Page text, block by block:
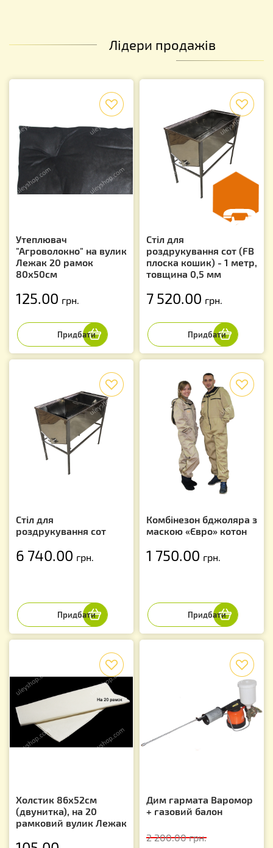
Лідери продажів
Утеплювач
"Агроволокно" на вулик
Лежак 20 рамок
80х50см
125.00 грн.
Стіл для
роздрукування сот (FB
плоска кошик) - 1 метр,
товщина 0,5 мм
7 520.00 грн.
Стіл для
роздрукування сот
6 740.00 грн.
Комбінезон бджоляра з
маскою «Євро» котон
1 750.00 грн.
Холстик 86х52см
(двунитка), на 20
рамковий вулик Лежак
Дим гармата Варомор
+ газовий балон
2 200.00грн.